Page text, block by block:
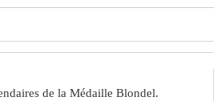
de la Médaille Blondel.